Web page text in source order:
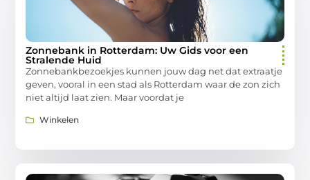
Zonnebank in Rotterdam: Uw Gids voor een
Stralende Huid
Zonnebankbezoekjes kunnen jouw dag net dat extraatje
geven, vooral in een stad als Rotterdam waar de zon zich
niet altijd laat zien. Maar voordat je
Winkelen